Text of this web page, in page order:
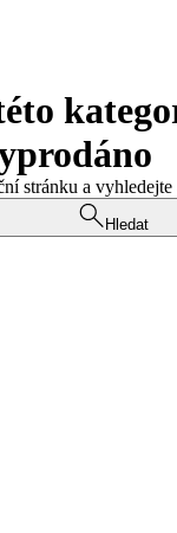
stránku a
Hledat